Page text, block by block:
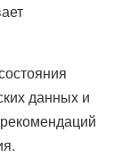
данных и